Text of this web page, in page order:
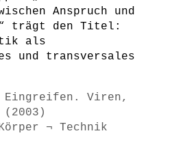
Anspruch und
trägt den Titel:
als
und transversales
Eingreifen. Viren,
¬ Technik